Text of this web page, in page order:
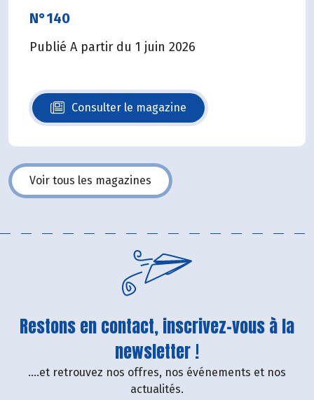
N°140
Publié A partir du 1 juin 2026
Consulter le magazine
N°140
Voir tous les magazines
Restons en contact, inscrivez-vous à la
newsletter !
....et retrouvez nos offres, nos événements et nos
actualités.